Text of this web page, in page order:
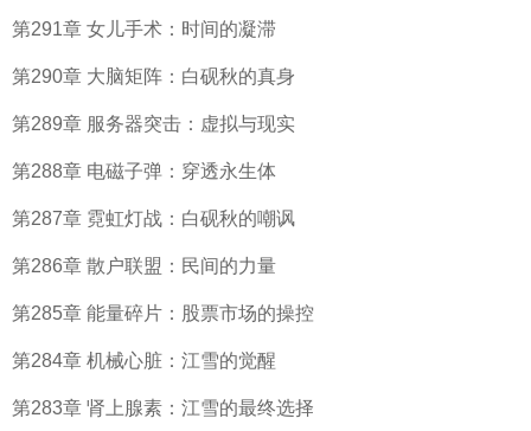
第291章 女儿手术：时间的凝滞
第290章 大脑矩阵：白砚秋的真身
第289章 服务器突击：虚拟与现实
第288章 电磁子弹：穿透永生体
第287章 霓虹灯战：白砚秋的嘲讽
第286章 散户联盟：民间的力量
第285章 能量碎片：股票市场的操控
第284章 机械心脏：江雪的觉醒
第283章 肾上腺素：江雪的最终选择